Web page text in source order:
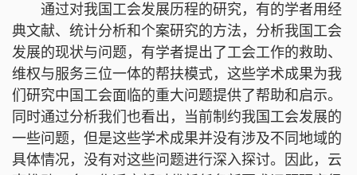
通过对我国工会发展历程的研究，有的学者用经
典文献、统计分析和个案研究的方法，分析我国工会
发展的现状与问题，有学者提出了工会工作的救助、
维权与服务三位一体的帮扶模式，这些学术成果为我
们研究中国工会面临的重大问题提供了帮助和启示。
同时通过分析我们也看出，当前制约我国工会发展的
一些问题，但是这些学术成果并没有涉及不同地域的
具体情况，没有对这些问题进行深入探讨。因此，云